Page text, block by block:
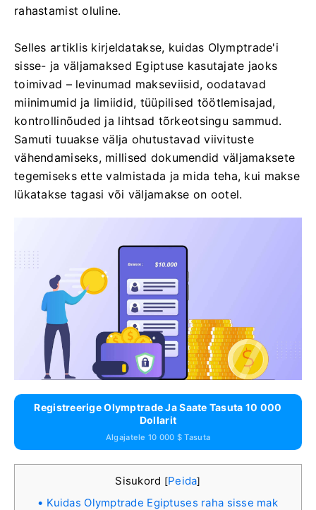
rahastamist oluline.
Selles artiklis kirjeldatakse, kuidas Olymptrade'i
sisse- ja väljamaksed Egiptuse kasutajate jaoks
toimivad – levinumad makseviisid, oodatavad
miinimumid ja limiidid, tüüpilised töötlemisajad,
kontrollinõuded ja lihtsad tõrkeotsingu sammud.
Samuti tuuakse välja ohutustavad viivituste
vähendamiseks, millised dokumendid väljamaksete
tegemiseks ette valmistada ja mida teha, kui makse
lükatakse tagasi või väljamakse on ootel.
Registreerige Olymptrade Ja Saate Tasuta 10 000
Dollarit
Algajatele 10 000 $ Tasuta
Sisukord [Peida]
Kuidas Olymptrade Egiptuses raha sisse mak